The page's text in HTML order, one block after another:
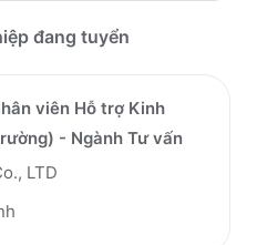
đang tuyển
viên Hỗ trợ Kinh
- Ngành Tư vấn
LTD